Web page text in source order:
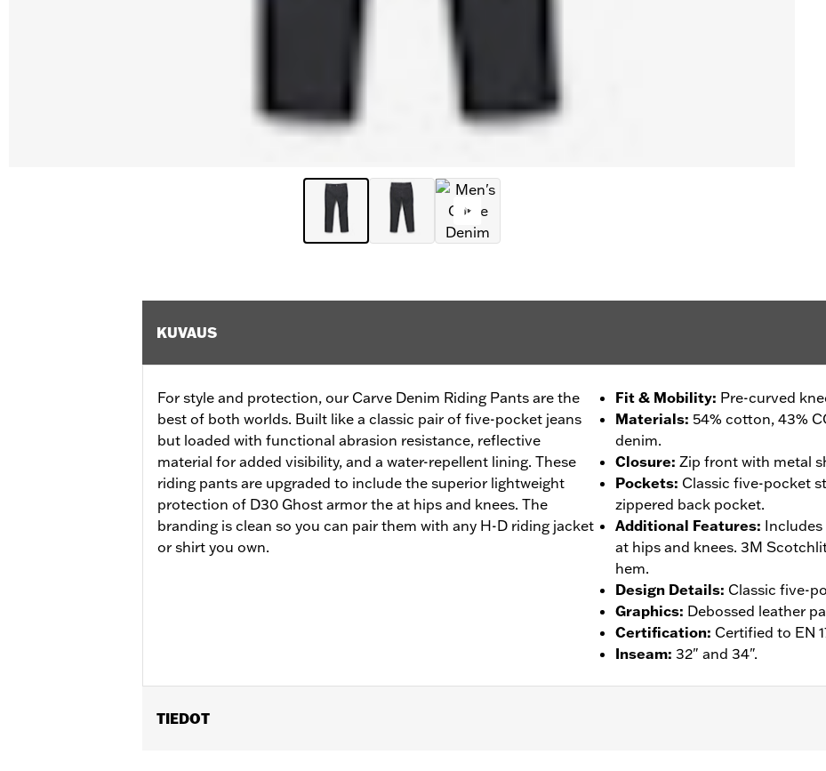
KUVAUS
For style and protection, our Carve Denim Riding Pants are the
best of both worlds. Built like a classic pair of five-pocket jeans
but loaded with functional abrasion resistance, reflective
material for added visibility, and a water-repellent lining. These
riding pants are upgraded to include the superior lightweight
protection of D30 Ghost armor the at hips and knees. The
branding is clean so you can pair them with any H-D riding jacket
or shirt you own.
Fit & Mobility: Pre-curved
Materials: 54% cotton, 43%
denim.
Closure: Zip front with metal
Pockets: Classic five-pocket
zippered back pocket.
Additional Features:
at hips and knees. 3M
hem.
Design Details: Classic five-
Graphics: Debossed leather
Certification: Certified to EN
Inseam: 32" and 34".
TIEDOT